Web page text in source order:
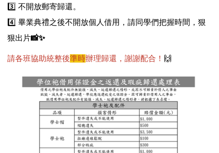
3️⃣ 不開放郵寄歸還。
4️⃣ 畢業典禮之後不開放個人借用，請同學們把握時間，狠
狠出片📸✨
請各班協助統整後準時辦理歸還，謝謝配合！ 🙌